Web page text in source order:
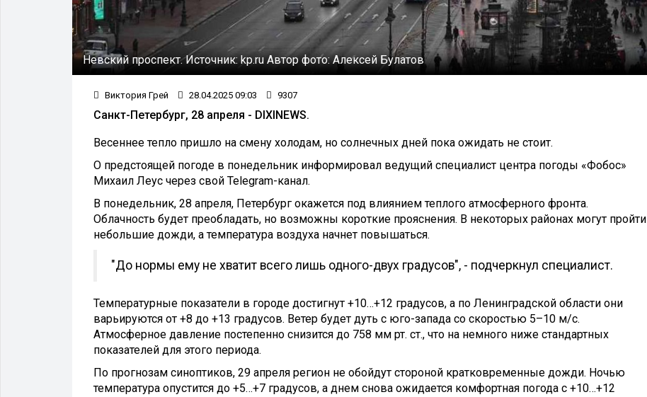
Невский проспект.Источник:kp.ruАвтор фото:Алексей Булатов
Виктория Грей 28.04.2025 09:03 9307
Санкт-Петербург, 28 апреля - DIXINEWS.
Весеннее тепло пришло на смену холодам, но солнечных дней пока ожидать не стоит.
О предстоящей погоде в понедельник информировал ведущий специалист центра погоды «Фобос»
Михаил Леус через свой Telegram-канал.
В понедельник, 28 апреля, Петербург окажется под влиянием теплого атмосферного фронта.
Облачность будет преобладать, но возможны короткие прояснения. В некоторых районах могут пройти
небольшие дожди, а температура воздуха начнет повышаться.
"До нормы ему не хватит всего лишь одного-двух градусов", - подчеркнул специалист.
Температурные показатели в городе достигнут +10…+12 градусов, а по Ленинградской области они
варьируются от +8 до +13 градусов. Ветер будет дуть с юго-запада со скоростью 5–10 м/с.
Атмосферное давление постепенно снизится до 758 мм рт. ст., что на немного ниже стандартных
показателей для этого периода.
По прогнозам синоптиков, 29 апреля регион не обойдут стороной кратковременные дожди. Ночью
температура опустится до +5…+7 градусов, а днем снова ожидается комфортная погода с +10…+12